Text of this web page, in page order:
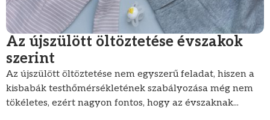
Az újszülött öltöztetése évszakok
szerint
Az újszülött öltöztetése nem egyszerű feladat, hiszen a
kisbabák testhőmérsékletének szabályozása még nem
tökéletes, ezért nagyon fontos, hogy az évszaknak...